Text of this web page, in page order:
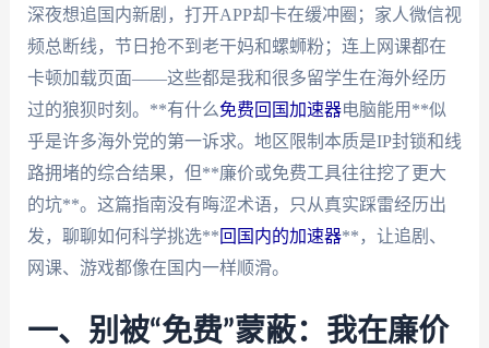
深夜想追国内新剧，打开APP却卡在缓冲圈；家人微信视
频总断线，节日抢不到老干妈和螺蛳粉；连上网课都在
卡顿加载页面——这些都是我和很多留学生在海外经历
过的狼狈时刻。**有什么免费回国加速器电脑能用**似
乎是许多海外党的第一诉求。地区限制本质是IP封锁和线
路拥堵的综合结果，但**廉价或免费工具往往挖了更大
的坑**。这篇指南没有晦涩术语，只从真实踩雷经历出
发，聊聊如何科学挑选**回国内的加速器**，让追剧、
网课、游戏都像在国内一样顺滑。
一、别被“免费”蒙蔽：我在廉价